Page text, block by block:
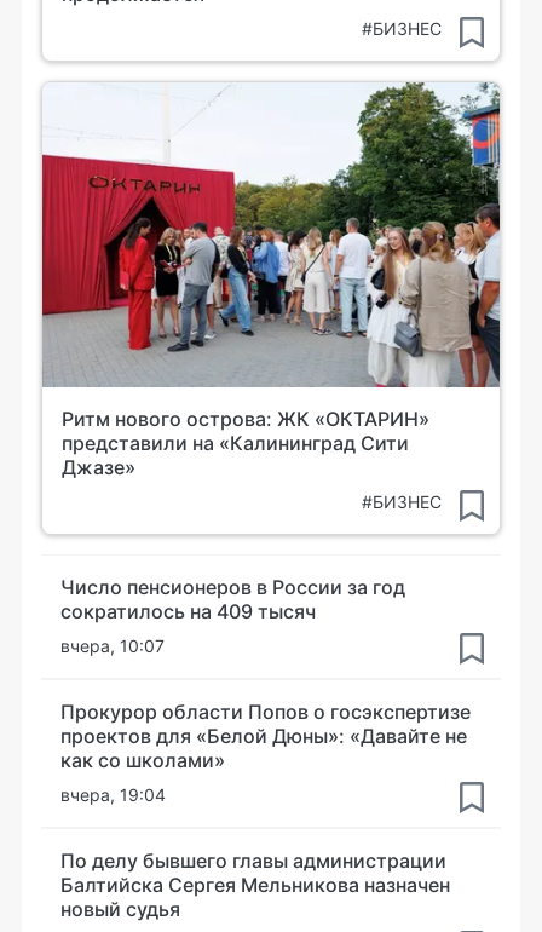
#БИЗНЕС
Ритм нового острова: ЖК «ОКТАРИН»
представили на «Калининград Сити
Джазе»
#БИЗНЕС
Число пенсионеров в России за год
сократилось на 409 тысяч
вчера, 10:07
Прокурор области Попов о госэкспертизе
проектов для «Белой Дюны»: «Давайте не
как со школами»
вчера, 19:04
По делу бывшего главы администрации
Балтийска Сергея Мельникова назначен
новый судья